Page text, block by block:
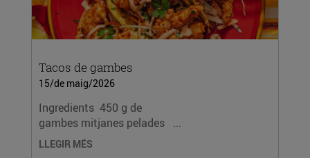
Tacos de gambes
15/de maig/2026
Ingredients 450 g de
gambes mitjanes pelades ...
LLEGIR MÉS